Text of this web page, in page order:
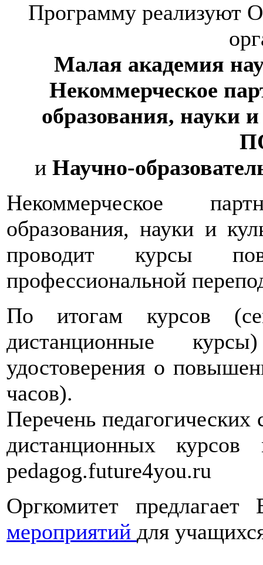
Программу реализуют
Малая академия
Некоммерческое
образования,
и Научно-
Некоммерческое
образования, науки и
проводит курсы
профессиональной
По итогам курсов
дистанционные
удостоверения о
часов).
Перечень
дистанционных
pedagog.future4you.ru
Оргкомитет
мероприятий для